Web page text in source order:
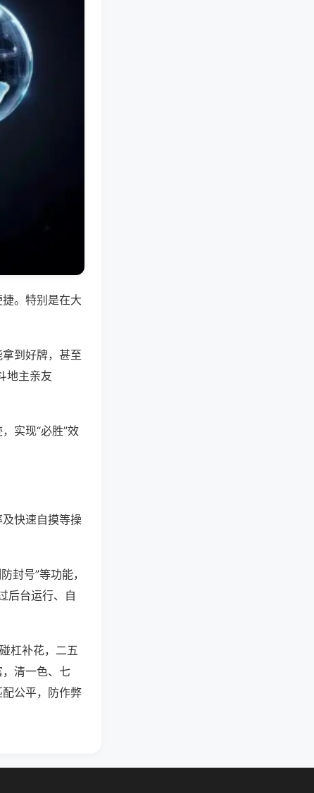
。特别是在大
到好牌，甚至
地主亲友
实现“必胜”效
快速自摸等操
封号”等功能，
后台运行、自
杠补花，二五
清一色、七
公平，防作弊